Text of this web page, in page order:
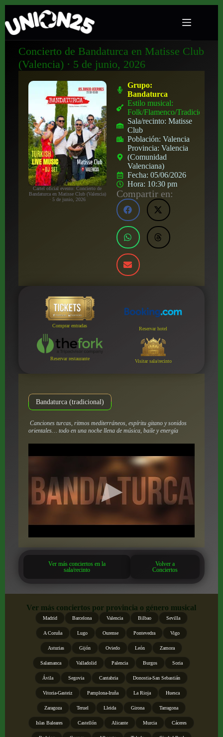
Concierto de Bandaturca en Matisse Club
(Valencia) · 5 de junio, 2026
Cartel oficial evento: Concierto de
Bandaturca en Matisse Club (Valencia)
· 5 de junio, 2026
Grupo:
Bandaturca
Estilo musical:
Folk/Flamenco/Tradicional
Sala/recinto:Matisse
Club
Población:Valencia
Provincia:Valencia
(Comunidad
Valenciana)
Fecha:05/06/2026
Hora: 10:30 pm
Compartir en:
Comprar entradas
Reservar hotel
Reservar restaurante Visitar sala/recinto
Bandaturca (tradicional)
Canciones turcas, ritmos mediterráneos, espíritu gitano y sonidos
orientales… todo en una noche llena de música, baile y energía
Ver más conciertos en la
sala/recinto
Volver a
Conciertos
Ver más conciertos por provincia o género musical
Madrid Barcelona Valencia Bilbao Sevilla
A Coruña Lugo Ourense Pontevedra Vigo
Asturias Gijón Oviedo León Zamora
Salamanca Valladolid Palencia Burgos Soria
Ávila Segovia Cantabria Donostia-San Sebastián
Vitoria-Gasteiz Pamplona-Iruña La Rioja Huesca
Zaragoza Teruel Lleida Girona Tarragona
Islas Baleares Castellón Alicante Murcia Cáceres